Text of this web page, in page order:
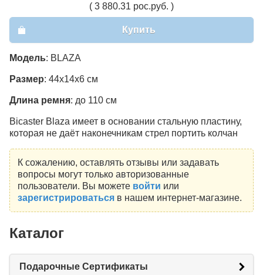
( 3 880.31 рос.руб. )
Купить
Модель: BLAZA
Размер: 44x14x6 см
Длина ремня: до 110 см
Bicaster Blaza имеет в основании стальную пластину,
которая не даёт наконечникам стрел портить колчан
К сожалению, оставлять отзывы или задавать
вопросы могут только авторизованные
пользователи. Вы можете войти или
зарегистрироватьсяв нашем интернет-магазине.
Каталог
Подарочные Сертификаты